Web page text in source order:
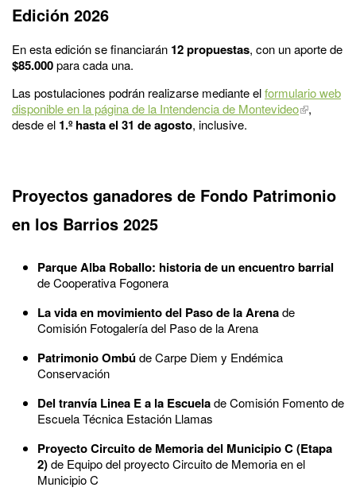
Edición 2026
En esta edición se financiarán 12 propuestas, con un aporte de
$85.000para cada una.
Las postulaciones podrán realizarse mediante elformulario web
disponible en la página de la Intendencia de Montevideo
,
desde el 1.º hasta el 31 de agosto, inclusive.
Proyectos ganadores de Fondo Patrimonio
en los Barrios 2025
Parque Alba Roballo: historia de un encuentro barrial
de Cooperativa Fogonera
La vida en movimiento del Paso de la Arenade
Comisión Fotogalería del Paso de la Arena
Patrimonio Ombúde Carpe Diem y Endémica
Conservación
Del tranvía Linea E a la Escuelade Comisión Fomento de
Escuela Técnica Estación Llamas
Proyecto Circuito de Memoria del Municipio C (Etapa
2)de Equipo del proyecto Circuito de Memoria en el
Municipio C